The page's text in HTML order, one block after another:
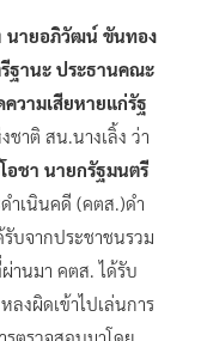
นายอภิวัฒน์ ขันทอง
ฐานะ ประธานคณะ
วามเสียหายแก่รัฐ
าติ สน.นางเลิ้ง ว่า
อชา นายกรัฐมนตรี
าเนินคดี (คตส.)ดํา
รับจากประชาชนรวม
านมา คตส. ได้รับ
ลงผิดเข้าไปเล่นการ